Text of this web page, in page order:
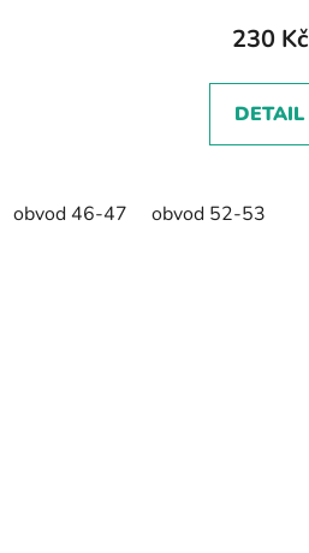
230 Kč
DETAIL
obvod 46-47 obvod 52-53